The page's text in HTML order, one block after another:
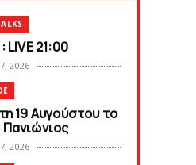
LIVE 21:00
2026
19 Αυγούστου το
2026